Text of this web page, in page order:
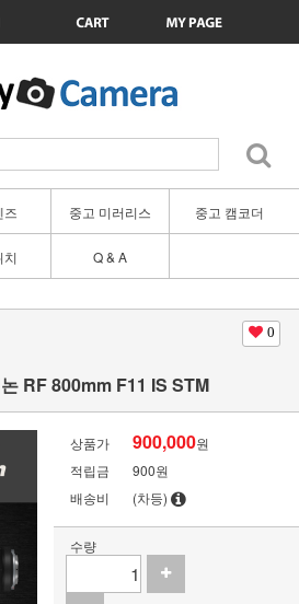
즈 중고 미러리스 중고 캠코더
Q & A
0
RF 800mm F11 IS STM
상품가 900,000원
적립금
900원
배송비
(차등)
수량